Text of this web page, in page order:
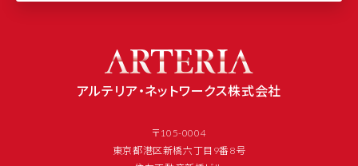
アルテリア・ネットワークス株式会社
〒105-0004
東京都港区新橋六丁目9番8号